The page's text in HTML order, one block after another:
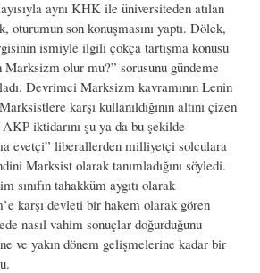
aynı KHK ile üniversiteden atılan
oturumun son konuşmasını yaptı. Dölek,
ismiyle ilgili çokça tartışma konusu
olur mu?” sorusunu gündeme
Devrimci Marksizm kavramının Lenin
karşı kullanıldığının altını çizen
iktidarını şu ya da bu şekilde
evetçi” liberallerden milliyetçi solculara
Marksist olarak tanımladığını söyledi.
sınıfın tahakküm aygıtı olarak
karşı devleti bir hakem olarak gören
nasıl vahim sonuçlar doğurduğunu
ve yakın dönem gelişmelerine kadar bir